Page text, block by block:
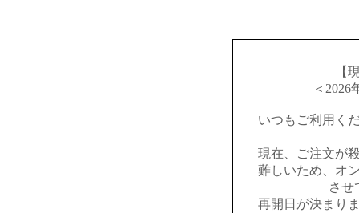
【
＜2026
いつもご利用く
現在、ご注文が
難しいため、オ
させ
再開日が決まり